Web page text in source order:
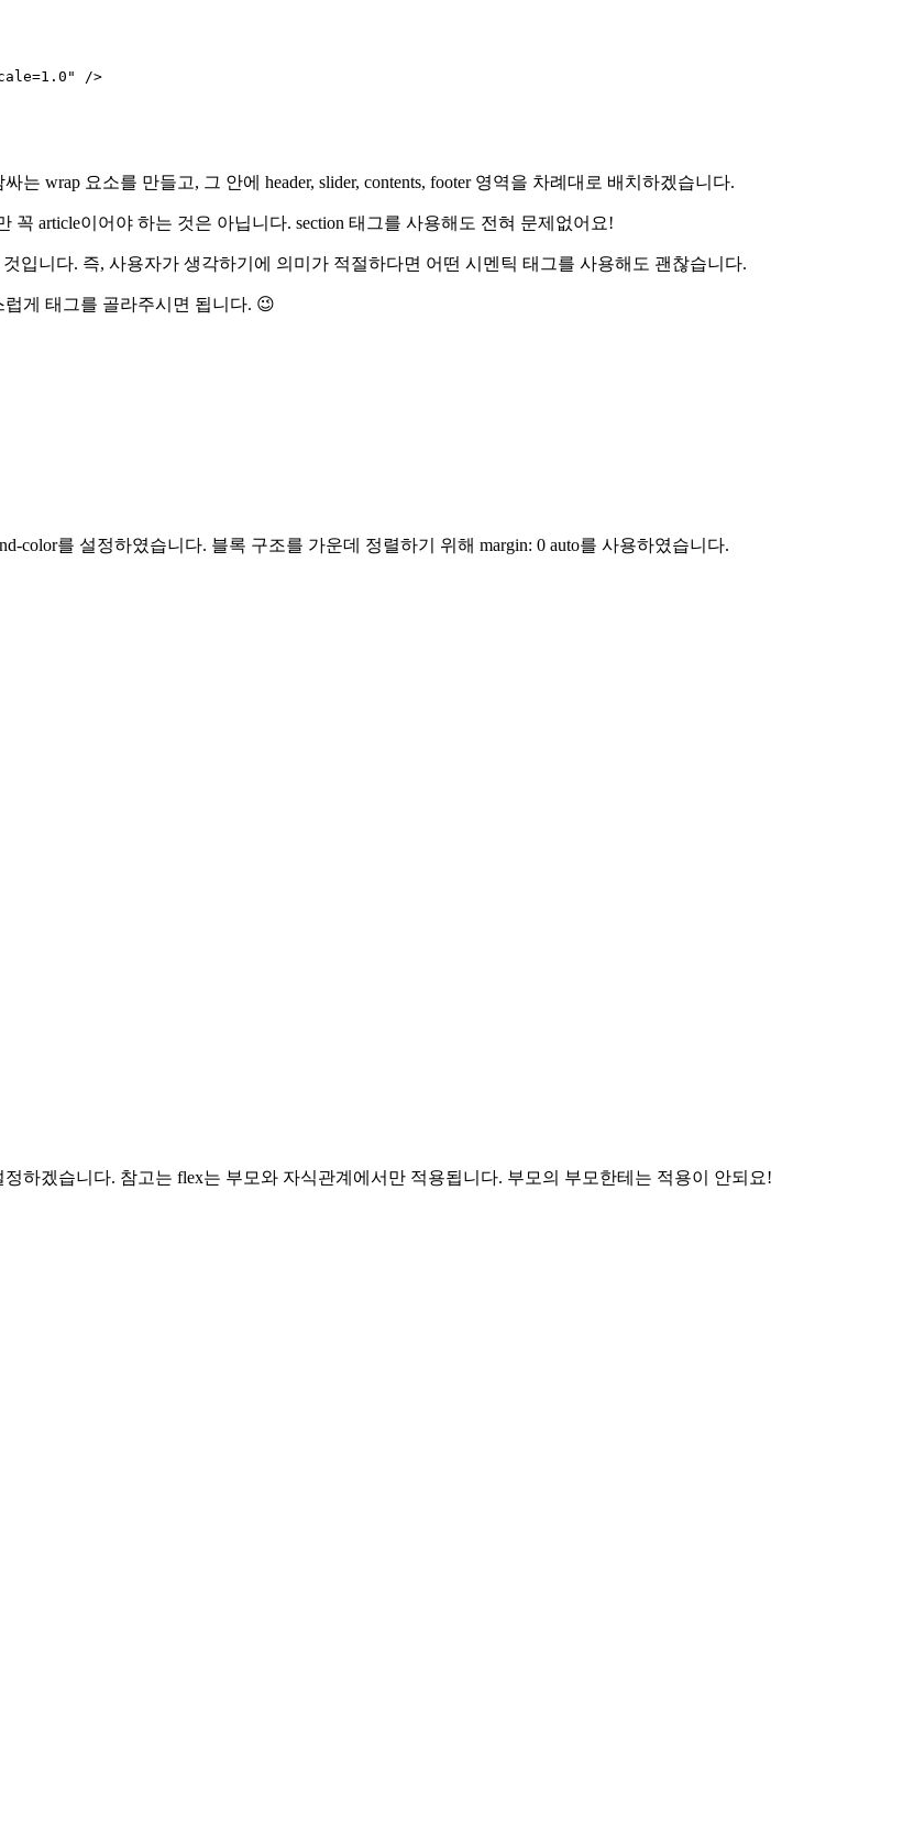
/>
wrap 요소를 만들고, 그 안에 header, slider, contents, footer 영역을 차례대로 배치하겠습니다.
article이어야 하는 것은 아닙니다. section 태그를 사용해도 전혀 문제없어요!
입니다. 즉, 사용자가 생각하기에 의미가 적절하다면 어떤 시멘틱 태그를 사용해도 괜찮습니다.
게 태그를 골라주시면 됩니다. 😉
color를 설정하였습니다. 블록 구조를 가운데 정렬하기 위해 margin: 0 auto를 사용하였습니다.
하겠습니다. 참고는 flex는 부모와 자식관계에서만 적용됩니다. 부모의 부모한테는 적용이 안되요!